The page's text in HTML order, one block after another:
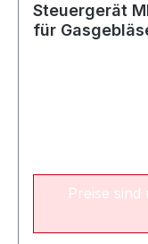
Steuergerät
für
Preise